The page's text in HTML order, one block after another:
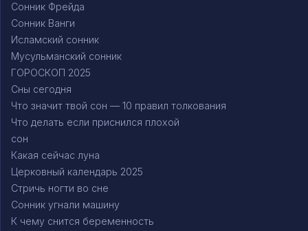
Сонник Фрейда
Сонник Ванги
Исламский сонник
Мусульманский сонник
ГОРОСКОП 2025
Сны сегодня
Что значит твой сон — 10 правил толкования
Что делать если приснился плохой
сон
Какая сейчас луна
Церковный календарь 2025
Стричь ногти во сне
Сонник угнали машину
К чему снится беременность